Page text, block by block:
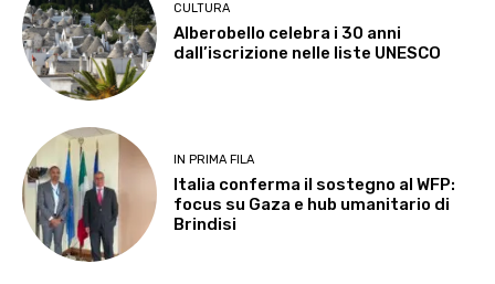
CULTURA
Alberobello celebra i 30 anni
dall’iscrizione nelle liste UNESCO
IN PRIMA FILA
Italia conferma il sostegno al WFP:
focus su Gaza e hub umanitario di
Brindisi